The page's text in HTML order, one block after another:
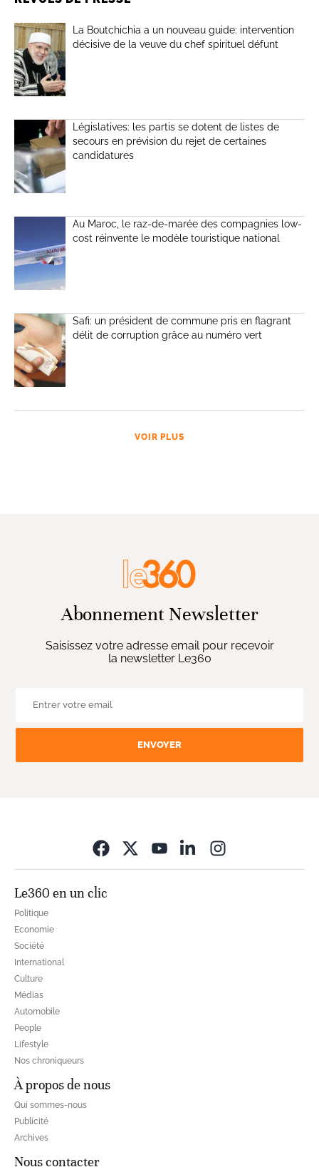
La Boutchichia a un nouveau guide: intervention
décisive de la veuve du chef spirituel défunt
Législatives: les partis se dotent de listes de
secours en prévision du rejet de certaines
candidatures
Au Maroc, le raz-de-marée des compagnies low-
cost réinvente le modèle touristique national
Safi: un président de commune pris en flagrant
délit de corruption grâce au numéro vert
VOIR PLUS
Abonnement Newsletter
Saisissez votre adresse email pour recevoir
la newsletter Le360
ENVOYER
Le360 en un clic
Politique
Economie
Société
International
Culture
Médias
Automobile
People
Lifestyle
Nos chroniqueurs
À propos de nous
Qui sommes-nous
Publicité
Archives
Nous contacter